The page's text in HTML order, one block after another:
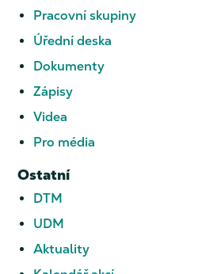
Pracovní skupiny
Úřední deska
Dokumenty
Zápisy
Videa
Pro média
Ostatní
DTM
UDM
Aktuality